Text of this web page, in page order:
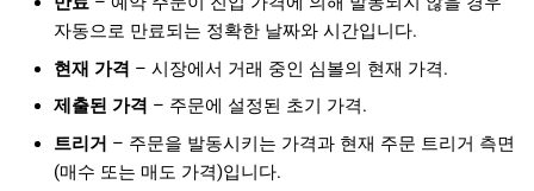
자동으로 만료되는 정확한 날짜와 시간입니다.
현재 가격 – 시장에서 거래 중인 심볼의 현재 가격.
제출된 가격 – 주문에 설정된 초기 가격.
트리거 – 주문을 발동시키는 가격과 현재 주문 트리거 측면
(매수 또는 매도 가격)입니다.